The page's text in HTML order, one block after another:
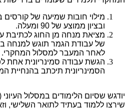
ובציון ממוצע של 90 ומעלה.
מציאת מנחה מן החוג
של עבודת הגמר תוגש למנחה
לאחר המעבר למסלול המחקרי.
הגשת עבודה סמינריונית אחת
הסמינריונית תיכתב בהנחיית
יודגש שסיום הלימודים במסלול
שירצו ללמוד בעתיד לתואר השלישי,